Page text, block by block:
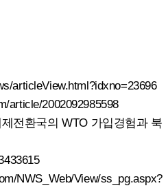
articleView.html?idxno=23696
article/2002092985598
전환국의 WTO 가입경험과 북
NWS_Web/View/ss_pg.aspx?